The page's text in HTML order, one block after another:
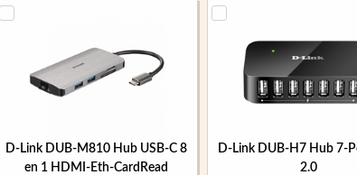
D-Link DUB-M810 Hub USB-C 8
en 1 HDMI-Eth-CardRead
D-Link DUB-H7 Hub 7-
2.0